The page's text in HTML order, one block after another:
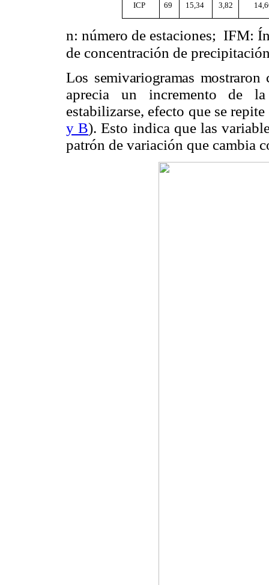
ICP 69 15,34 3,82
n: número de estaciones; IFM:
de concentración de
Los semivariogramas mostraron
aprecia un incremento de
estabilizarse, efecto que se
y B). Esto indica que las
patrón de variación que cambia